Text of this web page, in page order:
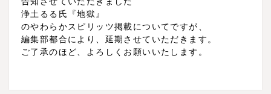
浄土るる氏『地獄』
のやわらかスピリッツ掲載についてですが、
編集部都合により、延期させていただきます。
ご了承のほど、よろしくお願いいたします。